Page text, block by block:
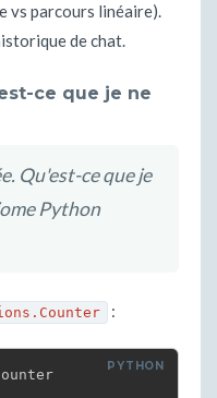
vs parcours linéaire).
de chat.
ce que je ne
Qu'est-ce que je
Python
: